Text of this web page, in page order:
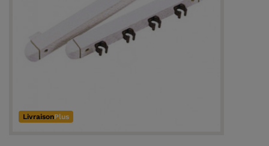
LivraisonPlus